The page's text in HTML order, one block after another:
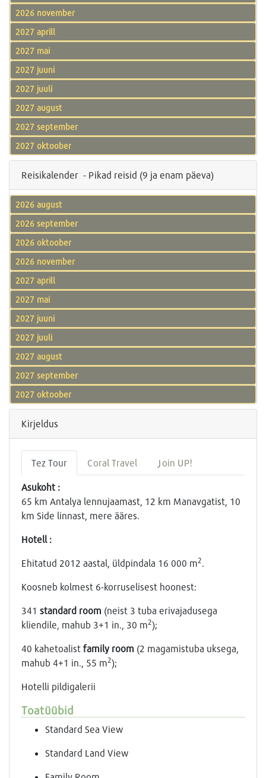
2026 november
2027 aprill
2027 mai
2027 juuni
2027 juuli
2027 august
2027 september
2027 oktoober
Reisikalender - Pikad reisid (9 ja enam päeva)
2026 august
2026 september
2026 oktoober
2026 november
2027 aprill
2027 mai
2027 juuni
2027 juuli
2027 august
2027 september
2027 oktoober
Kirjeldus
Tez Tour Coral Travel Join UP!
Asukoht :
65 km Antalya lennujaamast, 12 km Manavgatist, 10
km Side linnast, mere ääres.
Hotell :
Ehitatud 2012 aastal, üldpindala 16 000 m2.
Koosneb kolmest 6-korruselisest hoonest:
341 standard room (neist 3 tuba erivajadusega
kliendile, mahub 3+1 in., 30 m2);
40 kahetoalist family room (2 magamistuba uksega,
mahub 4+1 in., 55 m2);
Hotelli pildigalerii
Toatüübid
Standard Sea View
Standard Land View